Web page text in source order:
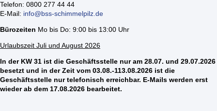
Telefon: 0800 277 44 44
E-Mail: info@bss-schimmelpilz.de
Bürozeiten Mo bis Do: 9:00 bis 13:00 Uhr
Urlaubszeit Juli und August 2026
In der KW 31 ist die Geschäftsstelle nur am 28.07. und 29.07.2026
besetzt und in der Zeit vom 03.08.-113.08.2026 ist die
Geschäftsstelle nur telefonisch erreichbar. E-Mails werden erst
wieder ab dem 17.08.2026 bearbeitet.